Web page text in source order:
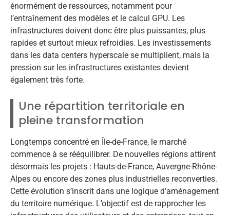
énormément de ressources, notamment pour
l’entraînement des modèles et le calcul GPU. Les
infrastructures doivent donc être plus puissantes, plus
rapides et surtout mieux refroidies. Les investissements
dans les data centers hyperscale se multiplient, mais la
pression sur les infrastructures existantes devient
également très forte.
Une répartition territoriale en
pleine transformation
Longtemps concentré en Île-de-France, le marché
commence à se rééquilibrer. De nouvelles régions attirent
désormais les projets : Hauts-de-France, Auvergne-Rhône-
Alpes ou encore des zones plus industrielles reconverties.
Cette évolution s’inscrit dans une logique d’aménagement
du territoire numérique. L’objectif est de rapprocher les